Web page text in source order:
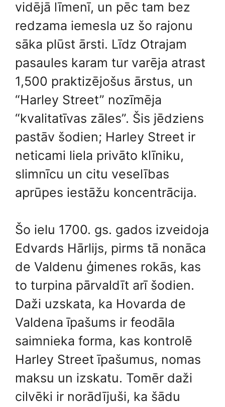
vidējā līmenī, un pēc tam bez
redzama iemesla uz šo rajonu
sāka plūst ārsti. Līdz Otrajam
pasaules karam tur varēja atrast
1,500 praktizējošus ārstus, un
“Harley Street” nozīmēja
“kvalitatīvas zāles”. Šis jēdziens
pastāv šodien; Harley Street ir
neticami liela privāto klīniku,
slimnīcu un citu veselības
aprūpes iestāžu koncentrācija.
Šo ielu 1700. gs. gados izveidoja
Edvards Hārlijs, pirms tā nonāca
de Valdenu ģimenes rokās, kas
to turpina pārvaldīt arī šodien.
Daži uzskata, ka Hovarda de
Valdena īpašums ir feodāla
saimnieka forma, kas kontrolē
Harley Street īpašumus, nomas
maksu un izskatu. Tomēr daži
cilvēki ir norādījuši, ka šādu